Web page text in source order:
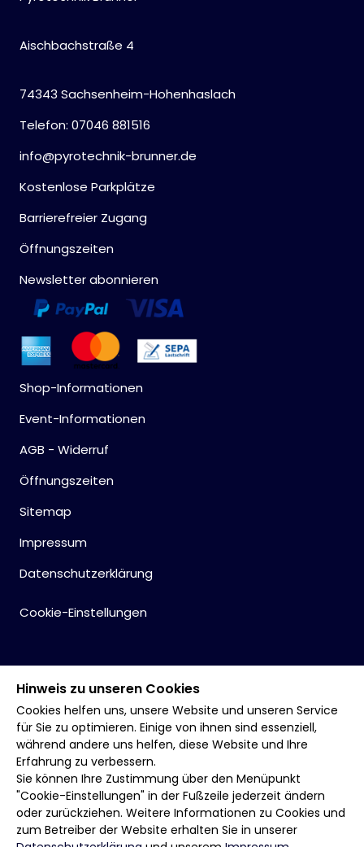
Aischbachstraße 4
74343 Sachsenheim-Hohenhaslach
Telefon: 07046 881516
info@pyrotechnik-brunner.de
Kostenlose Parkplätze
Barrierefreier Zugang
Öffnungszeiten
Newsletter abonnieren
Shop-Informationen
Event-Informationen
AGB - Widerruf
Öffnungszeiten
Sitemap
Impressum
Datenschutzerklärung
Cookie-Einstellungen
Hinweis zu unseren Cookies
Cookies helfen uns, unsere Website und unseren Service
für Sie zu optimieren. Einige von ihnen sind essenziell,
während andere uns helfen, diese Website und Ihre
Erfahrung zu verbessern.
Sie können Ihre Zustimmung über den Menüpunkt
"Cookie-Einstellungen" in der Fußzeile jederzeit ändern
oder zurückziehen. Weitere Informationen zu Cookies und
zum Betreiber der Website erhalten Sie in unserer